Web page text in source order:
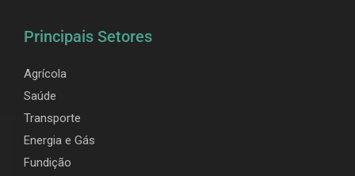
Principais Setores
Agrícola
Saúde
Transporte
Energia e Gás
Fundição